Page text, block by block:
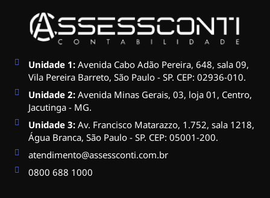
Unidade 1: Avenida Cabo Adão Pereira, 648, sala 09,
Vila Pereira Barreto, São Paulo - SP. CEP: 02936-010.
Unidade 2:Avenida Minas Gerais, 03, loja 01, Centro,
Jacutinga - MG.
Unidade 3:Av. Francisco Matarazzo, 1.752, sala 1218,
Água Branca, São Paulo - SP. CEP: 05001-200.
atendimento@assessconti.com.br
0800 688 1000